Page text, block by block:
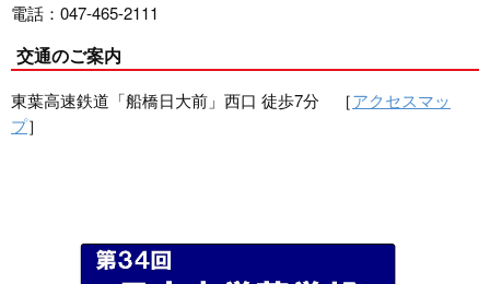
電話：047-465-2111
交通のご案内
東葉高速鉄道「船橋日大前」西口 徒歩7分 ［アクセスマッ
プ］